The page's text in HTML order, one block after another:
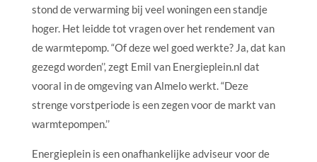
stond de verwarming bij veel woningen een standje
hoger. Het leidde tot vragen over het rendement van
de warmtepomp. “Of deze wel goed werkte? Ja, dat kan
gezegd worden’’, zegt Emil van Energieplein.nl dat
vooral in de omgeving van Almelo werkt. “Deze
strenge vorstperiode is een zegen voor de markt van
warmtepompen.’’
Energieplein is een onafhankelijke adviseur voor de